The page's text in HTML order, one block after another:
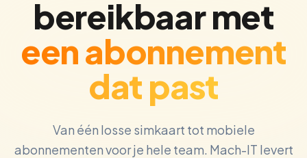
bereikbaar met
een abonnement
dat past
Van één losse simkaart tot mobiele
abonnementen voor je hele team. Mach-IT levert